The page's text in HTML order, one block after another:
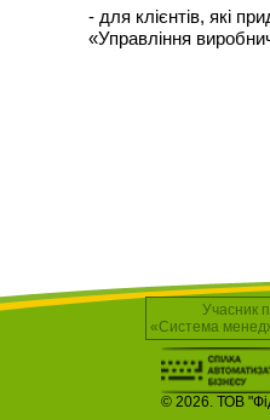
- для клієнтів, які
«Управління
Учасник
«Система
© 2026. ТОВ